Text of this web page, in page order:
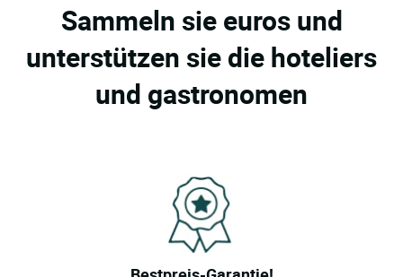
Sammeln sie euros und
unterstützen sie die hoteliers
und gastronomen